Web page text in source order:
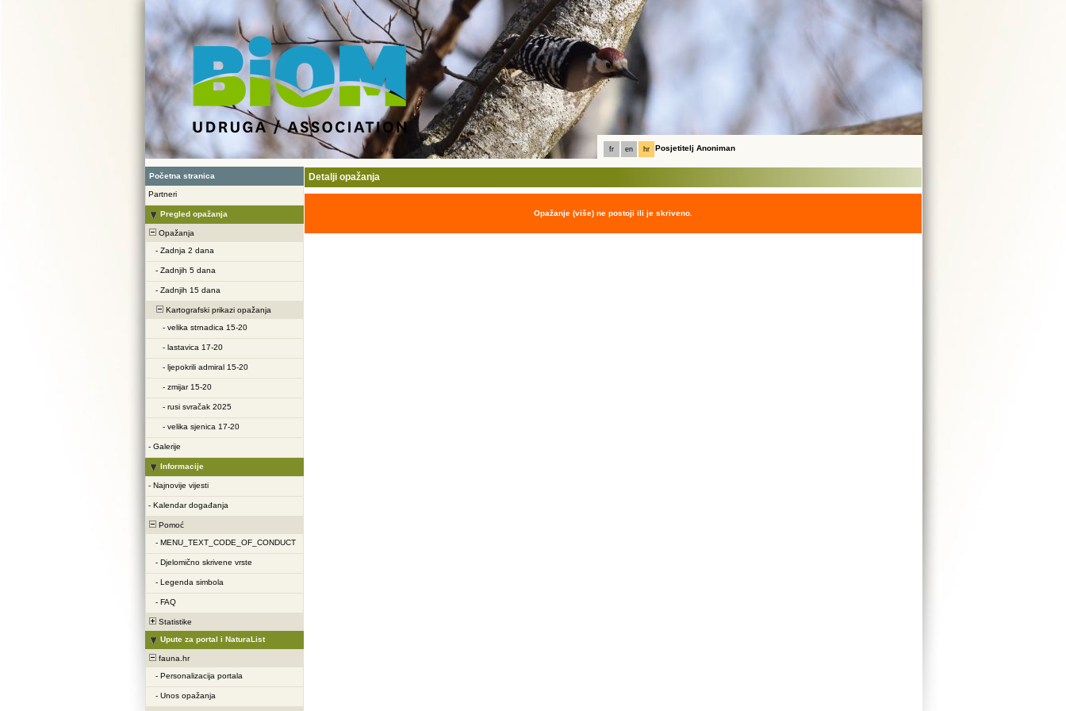
fr en hr Posjetitelj Anoniman
Početna stranica
Partneri
Pregled opažanja
Opažanja
- Zadnja 2 dana
- Zadnjih 5 dana
- Zadnjih 15 dana
Kartografski prikazi opažanja
- velika strnadica 15-20
- lastavica 17-20
- ljepokrili admiral 15-20
- zmijar 15-20
- rusi svračak 2025
- velika sjenica 17-20
- Galerije
Informacije
- Najnovije vijesti
- Kalendar događanja
Pomoć
- MENU_TEXT_CODE_OF_CONDUCT
- Djelomično skrivene vrste
- Legenda simbola
- FAQ
Statistike
Upute za portal i NaturaList
fauna.hr
- Personalizacija portala
- Unos opažanja
Detalji opažanja
Opažanje (više) ne postoji ili je skriveno.